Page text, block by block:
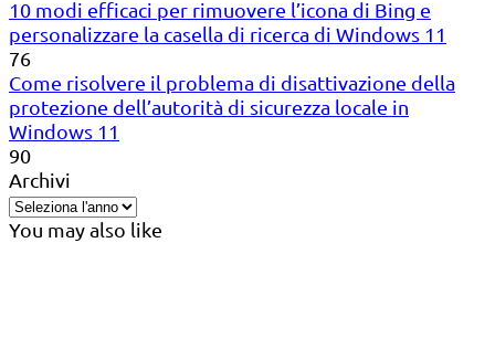
10 modi efficaci per rimuovere l’icona di Bing e
personalizzare la casella di ricerca di Windows 11
76
Come risolvere il problema di disattivazione della
protezione dell’autorità di sicurezza locale in
Windows 11
90
Archivi
You may also like